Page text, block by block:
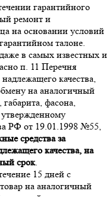
гарантийного
ремонт и
на основании условий
талоне.
в самых известных и
п. 11 Перечня
качества,
на аналогичный
фасона,
РФ от 19.01.1998 №55,
средства за
качества, на
срок.
15 дней с
на аналогичный